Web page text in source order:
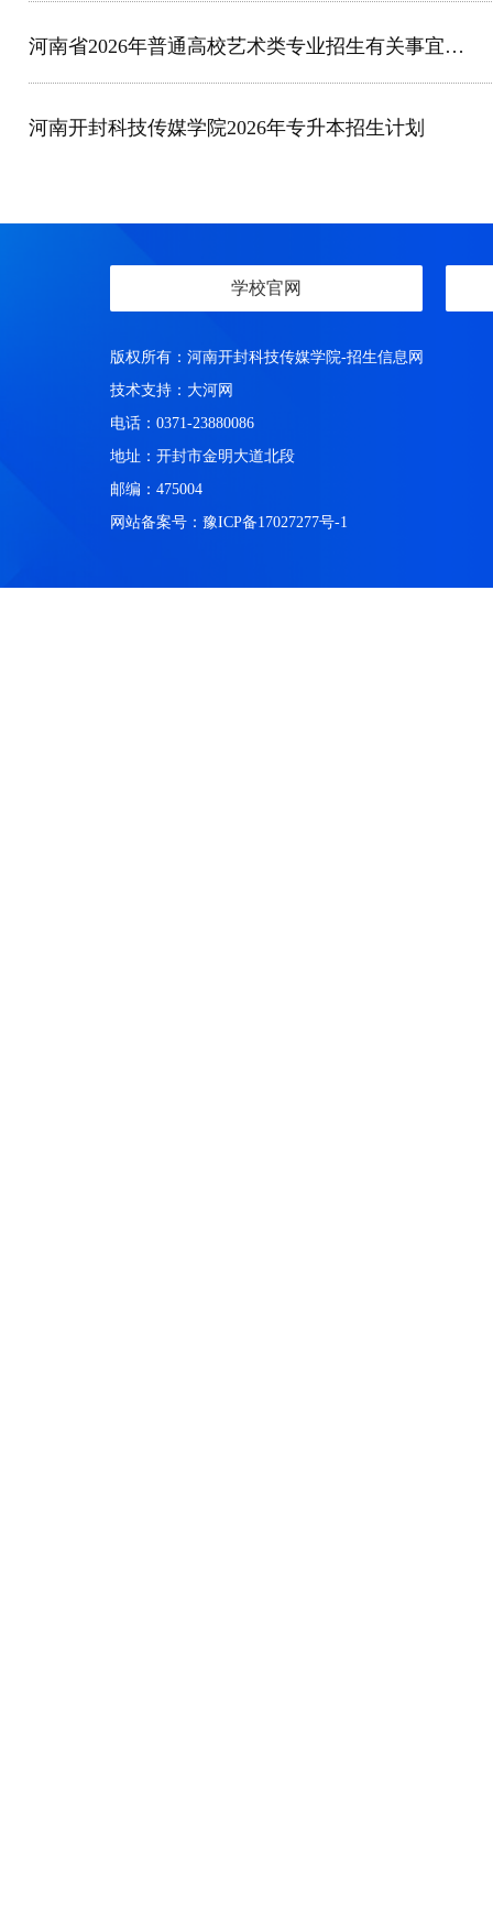
河南省2026年普通高校艺术类专业招生有关事宜问答
河南开封科技传媒学院2026年专升本招生计划
学校官网
版权所有：河南开封科技传媒学院-招生信息网
技术支持： 大河网
电话：0371-23880086
地址：开封市金明大道北段
邮编：475004
网站备案号：豫ICP备17027277号-1